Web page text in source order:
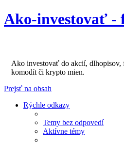
Ako-investovať -
Ako investovať do akcií, dlhopisov,
komodít či krypto mien.
Prejsť na obsah
Rýchle odkazy
Temy bez odpovedí
Aktívne témy